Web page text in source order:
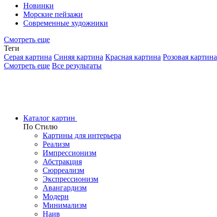
Новинки
Морские пейзажи
Современные художники
Смотреть еще
Теги
Серая картина Синяя картина Красная картина Розовая картина
Смотреть еще Все результаты
Каталог картин
По Стилю
Картины для интерьера
Реализм
Импрессионизм
Абстракция
Сюрреализм
Экспрессионизм
Авангардизм
Модерн
Минимализм
Наив